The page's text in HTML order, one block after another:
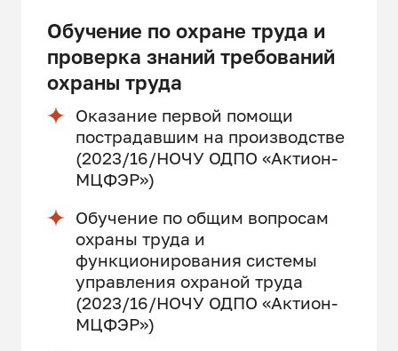
Обучение по охране труда и
проверка знаний требований
охраны труда
Оказание первой помощи
пострадавшим на производстве
(2023/16/НОЧУ ОДПО «Актион-
МЦФЭР»)
Обучение по общим вопросам
охраны труда и
функционирования системы
управления охраной труда
(2023/16/НОЧУ ОДПО «Актион-
МЦФЭР»)